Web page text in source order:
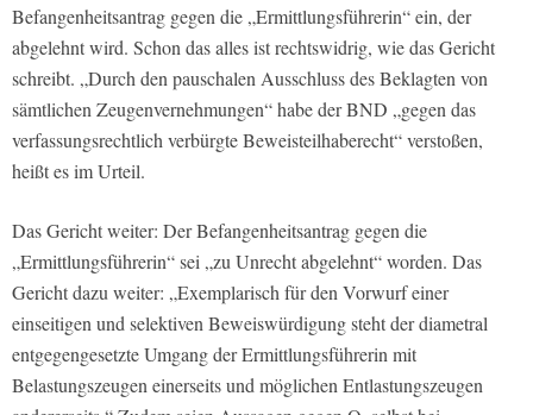
Befangenheitsantrag gegen die „Ermittlungsführerin“ ein, der
abgelehnt wird. Schon das alles ist rechtswidrig, wie das Gericht
schreibt. „Durch den pauschalen Ausschluss des Beklagten von
sämtlichen Zeugenvernehmungen“ habe der BND „gegen das
verfassungsrechtlich verbürgte Beweisteilhaberecht“ verstoßen,
heißt es im Urteil.
Das Gericht weiter: Der Befangenheitsantrag gegen die
„Ermittlungsführerin“ sei „zu Unrecht abgelehnt“ worden. Das
Gericht dazu weiter: „Exemplarisch für den Vorwurf einer
einseitigen und selektiven Beweiswürdigung steht der diametral
entgegengesetzte Umgang der Ermittlungsführerin mit
Belastungszeugen einerseits und möglichen Entlastungszeugen